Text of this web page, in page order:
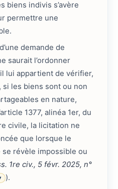
biens indivis s’avère
permettre une
demande de
saurait l’ordonner
lui appartient de vérifier,
si les biens sont ou non
en nature,
1377, alinéa 1er, du
civile, la licitation ne
que lorsque le
révèle impossible ou
1re civ., 5 févr. 2025, n°
).